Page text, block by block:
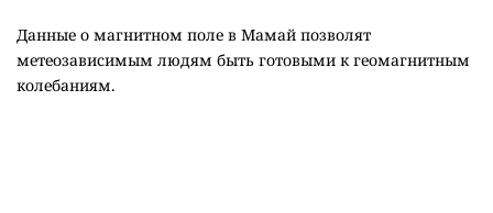
Данные о магнитном поле в Мамай позволят
метеозависимым людям быть готовыми к геомагнитным
колебаниям.